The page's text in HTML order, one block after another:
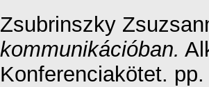
Zsubrinszky
kommunikációban.
Konferenciakötet. pp.